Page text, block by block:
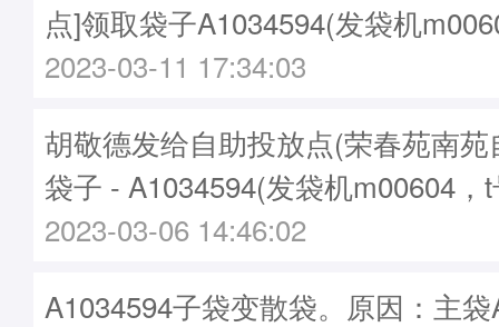
点]领取袋子A1034594(发袋机
2023-03-11 17:34:03
胡敬德发给自助投放点(荣春苑南
袋子 - A1034594(发袋机m00604，
2023-03-06 14:46:02
A1034594子袋变散袋。原因：主